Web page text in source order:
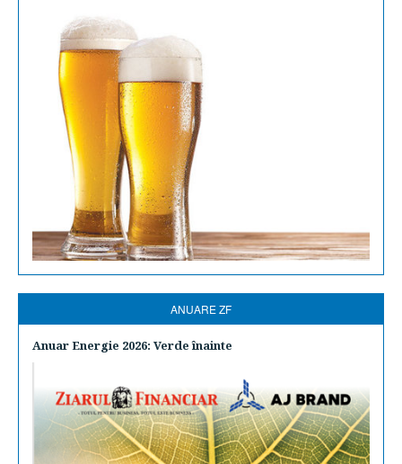
ANUARE ZF
Anuar Energie 2026: Verde înainte